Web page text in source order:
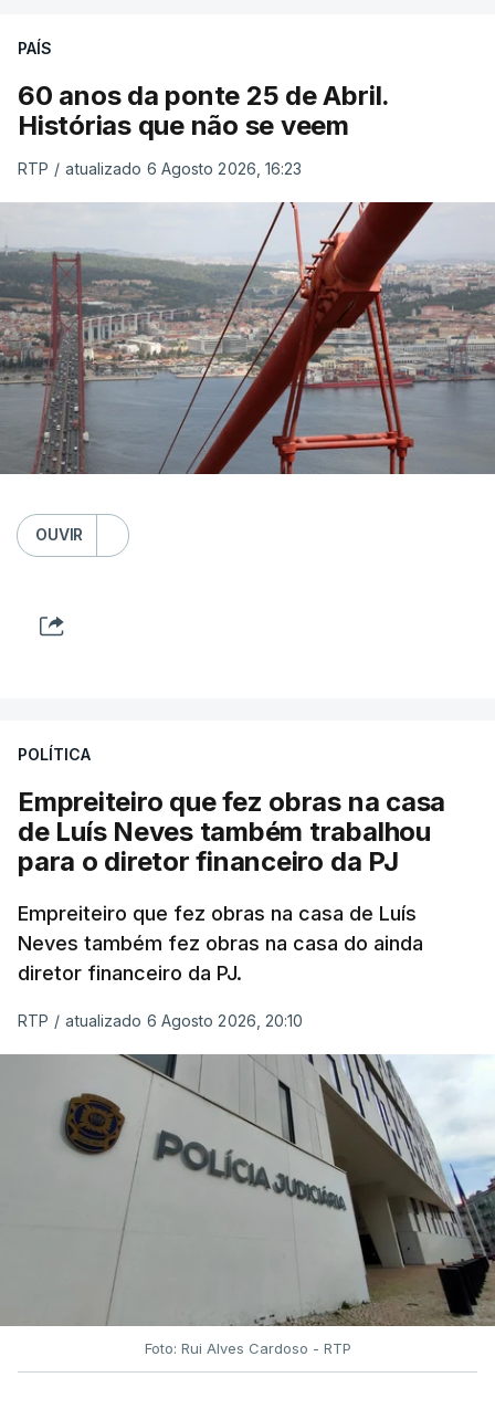
PAÍS
60 anos da ponte 25 de Abril.
Histórias que não se veem
RTP / atualizado 6 Agosto 2026, 16:23
OUVIR
POLÍTICA
Empreiteiro que fez obras na casa
de Luís Neves também trabalhou
para o diretor financeiro da PJ
Empreiteiro que fez obras na casa de Luís
Neves também fez obras na casa do ainda
diretor financeiro da PJ.
RTP / atualizado 6 Agosto 2026, 20:10
Foto: Rui Alves Cardoso - RTP